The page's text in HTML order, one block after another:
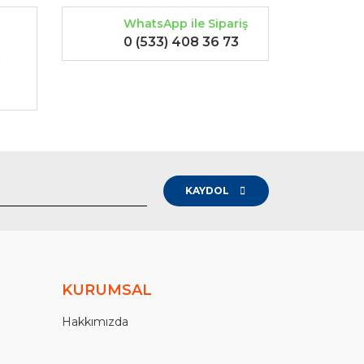
WhatsApp ile Sipariş
0 (533) 408 36 73
KAYDOL
KURUMSAL
Hakkımızda